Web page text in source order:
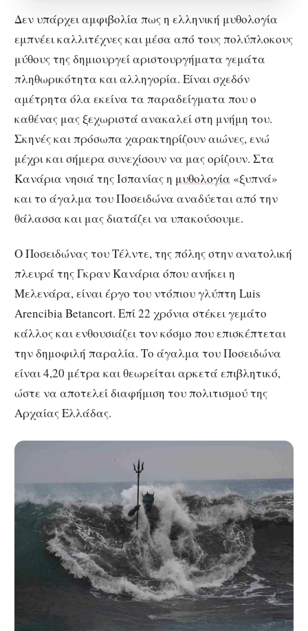
Δεν υπάρχει αμφιβολία πως η ελληνική μυθολογία
εμπνέει καλλιτέχνες και μέσα από τους πολύπλοκους
μύθους της δημιουργεί αριστουργήματα γεμάτα
πληθωρικότητα και αλληγορία. Είναι σχεδόν
αμέτρητα όλα εκείνα τα παραδείγματα που ο
καθένας μας ξεχωριστά ανακαλεί στη μνήμη του.
Σκηνές και πρόσωπα χαρακτηρίζουν αιώνες, ενώ
μέχρι και σήμερα συνεχίσουν να μας ορίζουν. Στα
Κανάρια νησιά της Ισπανίας η μυθολογία «ξυπνά»
και το άγαλμα του Ποσειδώνα αναδύεται από την
θάλασσα και μας διατάζει να υπακούσουμε.
Ο Ποσειδώνας του Τέλντε, της πόλης στην ανατολική
πλευρά της Γκραν Κανάρια όπου ανήκει η
Μελενάρα, είναι έργο του ντόπιου γλύπτη Luis
Arencibia Betancort. Επί 22 χρόνια στέκει γεμάτο
κάλλος και ενθουσιάζει τον κόσμο που επισκέπτεται
την δημοφιλή παραλία. Το άγαλμα του Ποσειδώνα
είναι 4,20 μέτρα και θεωρείται αρκετά επιβλητικό,
ώστε να αποτελεί διαφήμιση του πολιτισμού της
Αρχαίας Ελλάδας.